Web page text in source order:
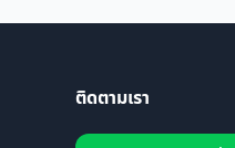
ติดตามเรา